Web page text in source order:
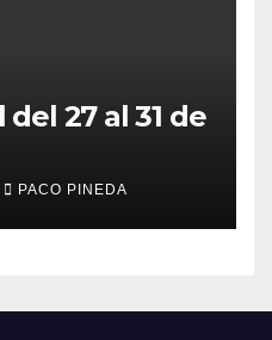
27 al 31 de
PACO PINEDA